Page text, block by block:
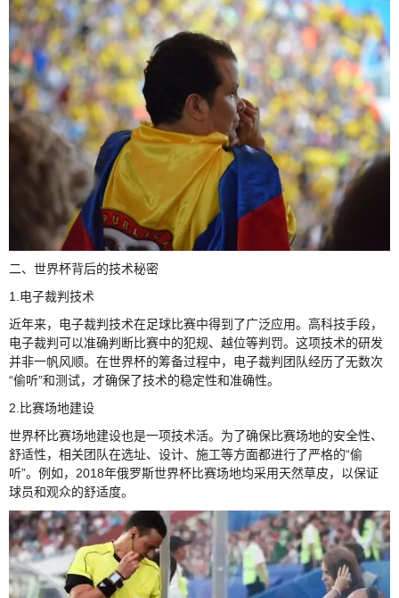
二、世界杯背后的技术秘密
1.电子裁判技术
近年来，电子裁判技术在足球比赛中得到了广泛应用。高科技手段，
电子裁判可以准确判断比赛中的犯规、越位等判罚。这项技术的研发
并非一帆风顺。在世界杯的筹备过程中，电子裁判团队经历了无数次
“偷听”和测试，才确保了技术的稳定性和准确性。
2.比赛场地建设
世界杯比赛场地建设也是一项技术活。为了确保比赛场地的安全性、
舒适性，相关团队在选址、设计、施工等方面都进行了严格的“偷
听”。例如，2018年俄罗斯世界杯比赛场地均采用天然草皮，以保证
球员和观众的舒适度。